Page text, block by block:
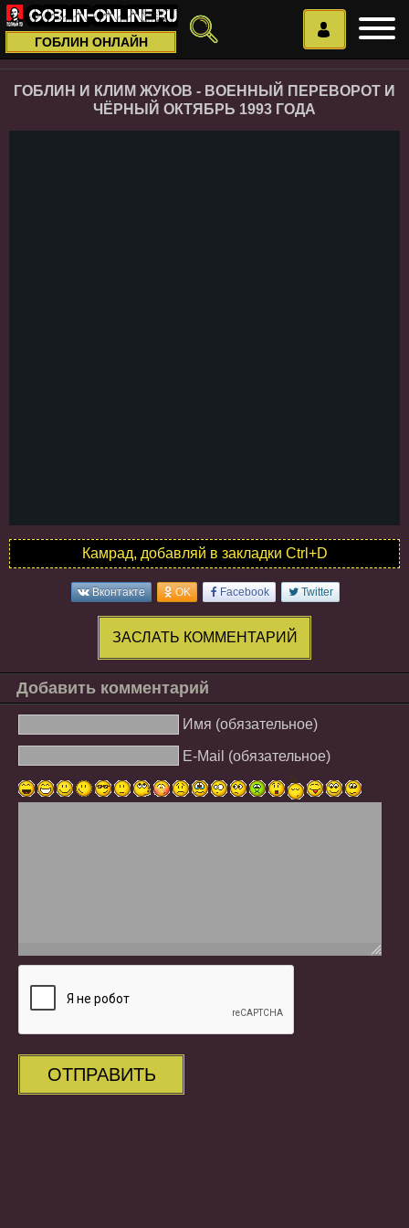
ГОБЛИН ОНЛАЙН
ГОБЛИН И КЛИМ ЖУКОВ - ВОЕННЫЙ ПЕРЕВОРОТ И
ЧЁРНЫЙ ОКТЯБРЬ 1993 ГОДА
Камрад, добавляй в закладки Ctrl+D
Вконтакте OK Facebook Twitter
ЗАСЛАТЬ КОММЕНТАРИЙ
Добавить комментарий
Имя (обязательное)
E-Mail (обязательное)
ОТПРАВИТЬ